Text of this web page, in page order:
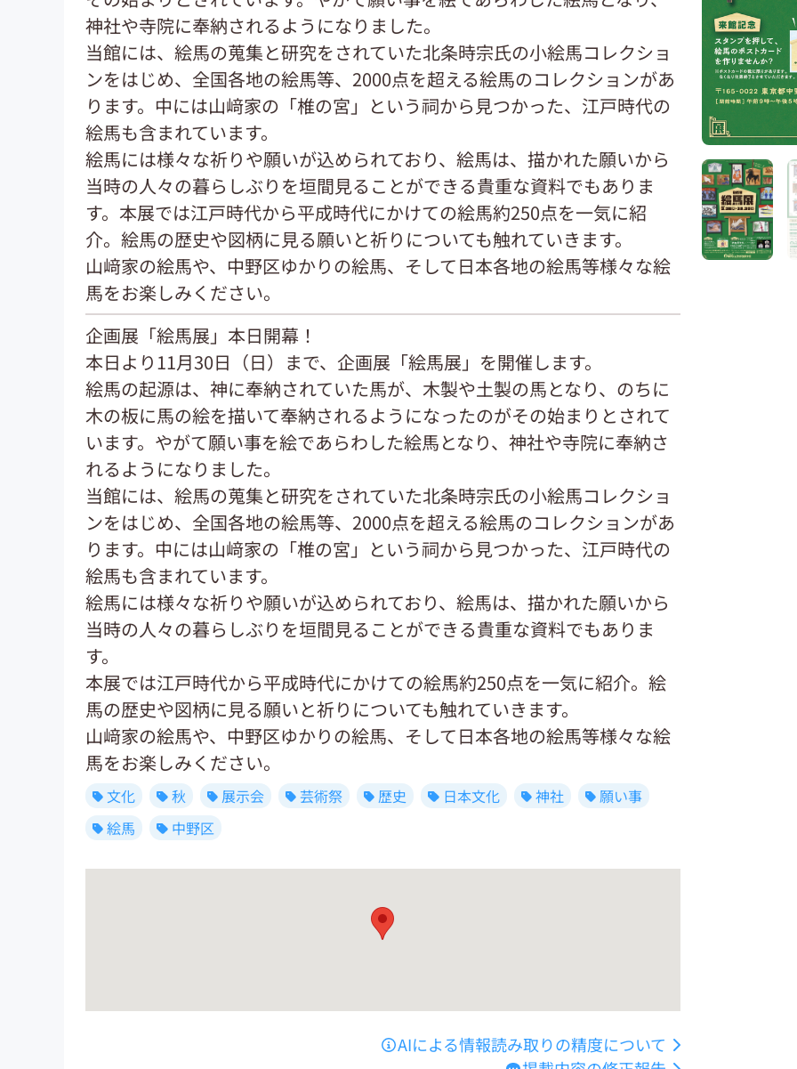
神社や寺院に奉納されるようになりました。
当館には、絵馬の蒐集と研究をされていた北条時宗氏の小絵馬コレクショ
ンをはじめ、全国各地の絵馬等、2000点を超える絵馬のコレクションがあ
ります。中には山﨑家の「椎の宮」という祠から見つかった、江戸時代の
絵馬も含まれています。
絵馬には様々な祈りや願いが込められており、絵馬は、描かれた願いから
当時の人々の暮らしぶりを垣間見ることができる貴重な資料でもありま
す。本展では江戸時代から平成時代にかけての絵馬約250点を一気に紹
介。絵馬の歴史や図柄に見る願いと祈りについても触れていきます。
山﨑家の絵馬や、中野区ゆかりの絵馬、そして日本各地の絵馬等様々な絵
馬をお楽しみください。
企画展「絵馬展」本日開幕！
本日より11月30日（日）まで、企画展「絵馬展」を開催します。
絵馬の起源は、神に奉納されていた馬が、木製や土製の馬となり、のちに
木の板に馬の絵を描いて奉納されるようになったのがその始まりとされて
います。やがて願い事を絵であらわした絵馬となり、神社や寺院に奉納さ
れるようになりました。
当館には、絵馬の蒐集と研究をされていた北条時宗氏の小絵馬コレクショ
ンをはじめ、全国各地の絵馬等、2000点を超える絵馬のコレクションがあ
ります。中には山﨑家の「椎の宮」という祠から見つかった、江戸時代の
絵馬も含まれています。
絵馬には様々な祈りや願いが込められており、絵馬は、描かれた願いから
当時の人々の暮らしぶりを垣間見ることができる貴重な資料でもありま
す。
本展では江戸時代から平成時代にかけての絵馬約250点を一気に紹介。絵
馬の歴史や図柄に見る願いと祈りについても触れていきます。
山﨑家の絵馬や、中野区ゆかりの絵馬、そして日本各地の絵馬等様々な絵
馬をお楽しみください。
文化 秋 展示会 芸術祭 歴史 日本文化 神社
願い事
絵馬
中野区
AIによる情報読み取りの精度について